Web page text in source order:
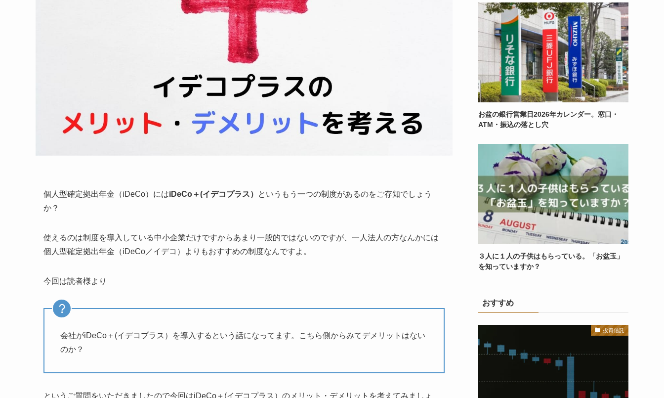
個人型確定拠出年金（iDeCo）にはiDeCo＋(イデコプラス）
というもう一つの制度があるのをご存知でしょう
か？
使えるのは制度を導入している中小企業だけですからあまり一般的ではないのですが、一人法人の方なんかには
個人型確定拠出年金（iDeCo／イデコ）よりもおすすめの制度なんですよ。
今回は読者様より
会社がiDeCo＋(イデコプラス）を導入するという話になってます。こちら側からみてデメリットはない
のか？
というご質問をいただきましたので今回はiDeCo＋(イデコプラス）のメリット・デメリットを考えてみましょ
お盆の銀行営業日2026年カレンダー。窓口・
ATM・振込の落とし穴
３人に１人の子供はもらっている。「お盆玉」
を知っていますか？
おすすめ
投資信託